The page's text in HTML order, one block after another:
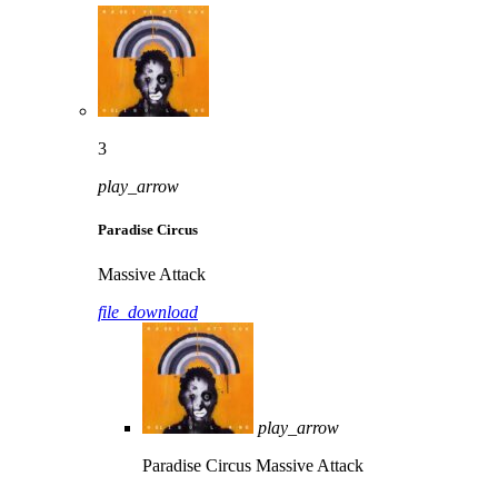
3
play_arrow
Paradise Circus
Massive Attack
file_download
play_arrow
Paradise Circus Massive Attack